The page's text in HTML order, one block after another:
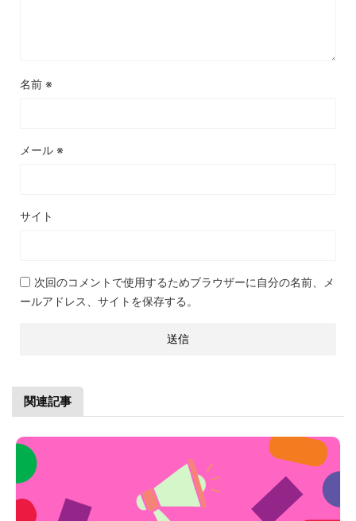
名前 ※
メール ※
サイト
次回のコメントで使用するためブラウザーに自分の名前、メ
ールアドレス、サイトを保存する。
関連記事